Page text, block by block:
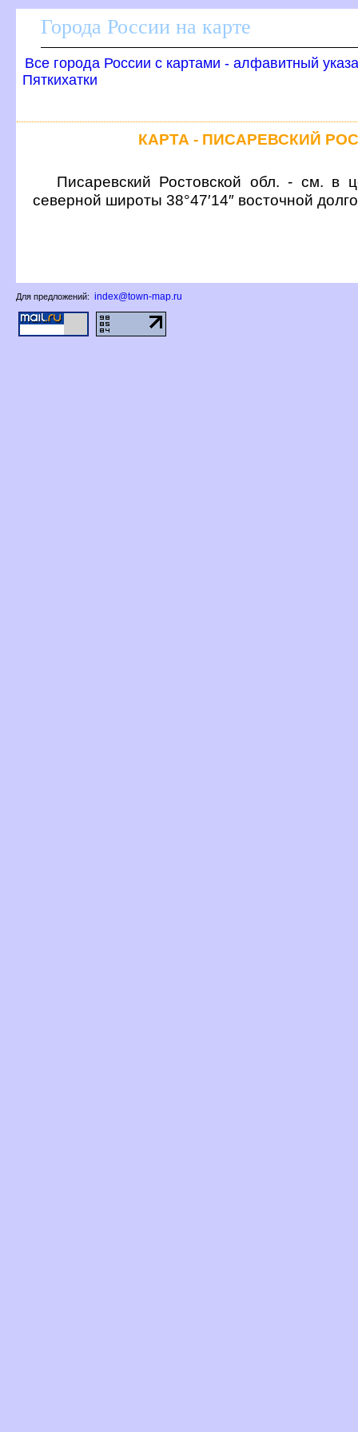
Города России на карте
се города России с картами - алфавитный
Пяткихатки
КАРТА - ПИСАРЕВСКИЙ
Писаревский Ростовской обл. - см. в
северной широты 38°47′14″ восточной
Для предложений: index@town-map.ru